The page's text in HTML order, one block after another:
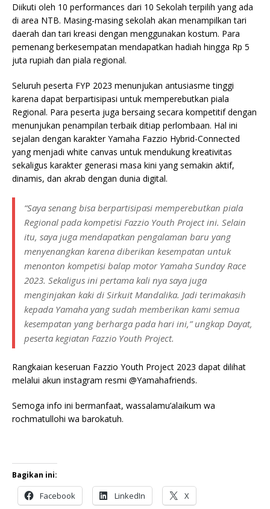
Diikuti oleh 10 performances dari 10 Sekolah terpilih yang ada
di area NTB. Masing-masing sekolah akan menampilkan tari
daerah dan tari kreasi dengan menggunakan kostum. Para
pemenang berkesempatan mendapatkan hadiah hingga Rp 5
juta rupiah dan piala regional.
Seluruh peserta FYP 2023 menunjukan antusiasme tinggi
karena dapat berpartisipasi untuk memperebutkan piala
Regional. Para peserta juga bersaing secara kompetitif dengan
menunjukan penampilan terbaik ditiap perlombaan. Hal ini
sejalan dengan karakter Yamaha Fazzio Hybrid-Connected
yang menjadi white canvas untuk mendukung kreativitas
sekaligus karakter generasi masa kini yang semakin aktif,
dinamis, dan akrab dengan dunia digital.
“Saya senang bisa berpartisipasi memperebutkan piala
Regional pada kompetisi Fazzio Youth Project ini. Selain
itu, saya juga mendapatkan pengalaman baru yang
menyenangkan karena diberikan kesempatan untuk
menonton kompetisi balap motor Yamaha Sunday Race
2023. Sekaligus ini pertama kali nya saya juga
menginjakan kaki di Sirkuit Mandalika. Jadi terimakasih
kepada Yamaha yang sudah memberikan kami semua
kesempatan yang berharga pada hari ini,” ungkap Dayat,
peserta kegiatan Fazzio Youth Project.
Rangkaian keseruan Fazzio Youth Project 2023 dapat dilihat
melalui akun instagram resmi @Yamahafriends.
Semoga info ini bermanfaat, wassalamu’alaikum wa
rochmatullohi wa barokatuh.
Bagikan ini:
Facebook LinkedIn X